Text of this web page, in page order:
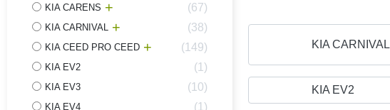
KIA CARENS 67
KIA CARNIVAL 38
KIA CEED PRO CEED 149
KIA EV2 1
KIA EV3 10
KIA EV4 1
KIA CARNIVAL
KIA EV2